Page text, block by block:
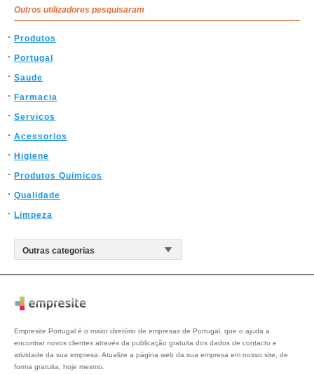
Outros utilizadores pesquisaram
Produtos
Portugal
Saude
Farmacia
Servicos
Acessorios
Higiene
Produtos Quimicos
Qualidade
Limpeza
Empresite Portugal é o maior diretório de empresas de Portugal, que o ajuda a
encontrar novos clientes através da publicação gratuita dos dados de contacto e
atividade da sua empresa. Atualize a página web da sua empresa em nosso site, de
forma gratuita, hoje mesmo.